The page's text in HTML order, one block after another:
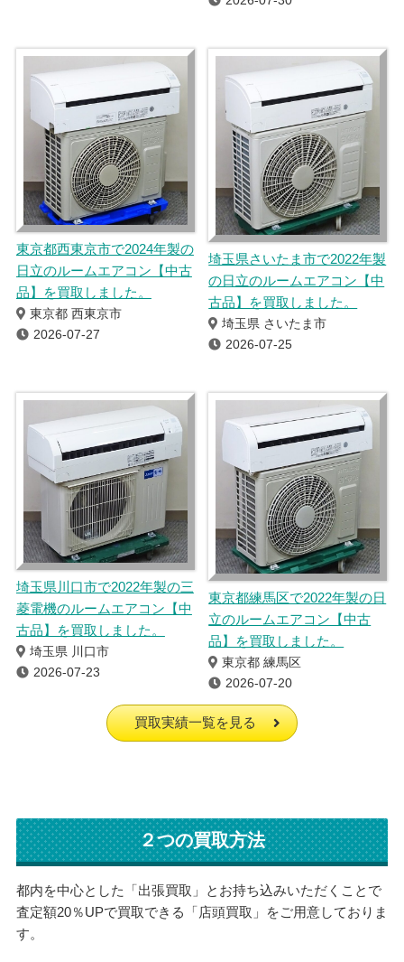
東京都西東京市で2024年製の
日立のルームエアコン【中古
品】を買取しました。
東京都 西東京市
2026-07-27
埼玉県さいたま市で2022年製
の日立のルームエアコン【中
古品】を買取しました。
埼玉県 さいたま市
2026-07-25
埼玉県川口市で2022年製の三
菱電機のルームエアコン【中
古品】を買取しました。
埼玉県 川口市
2026-07-23
東京都練馬区で2022年製の日
立のルームエアコン【中古
品】を買取しました。
東京都 練馬区
2026-07-20
買取実績一覧を見る
２つの買取方法
都内を中心とした「出張買取」とお持ち込みいただくことで
査定額20％UPで買取できる「店頭買取」をご用意しておりま
す。